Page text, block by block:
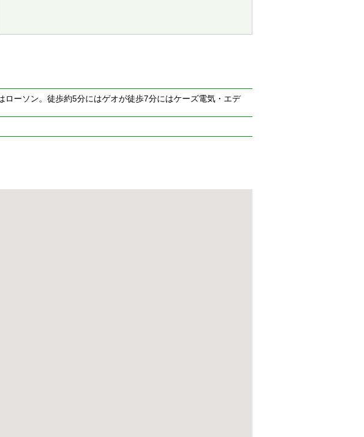
ーソン。徒歩約5分にはゲオが徒歩7分にはケーズ電気・エデ